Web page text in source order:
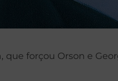
forçou Orson e